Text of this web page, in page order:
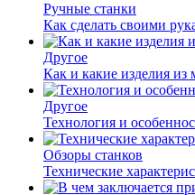
Ручные станки
Как сделать своими
Другое
Как и какие изделия из
Другое
Технология и
Обзоры станков
Технические